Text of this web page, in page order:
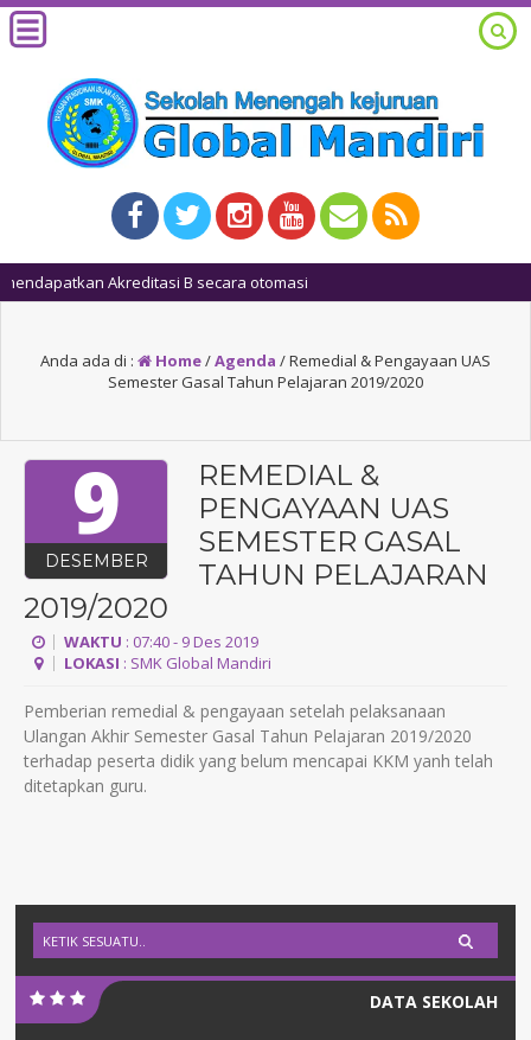
Anda ada di : Home/Agenda /Remedial & Pengayaan UAS
Semester Gasal Tahun Pelajaran 2019/2020
9
DESEMBER
REMEDIAL &
PENGAYAAN UAS
SEMESTER GASAL
TAHUN PELAJARAN
2019/2020
WAKTU : 07:40 - 9 Des 2019
LOKASI : SMK Global Mandiri
Pemberian remedial & pengayaan setelah pelaksanaan
Ulangan Akhir Semester Gasal Tahun Pelajaran 2019/2020
terhadap peserta didik yang belum mencapai KKM yanh telah
ditetapkan guru.
DATA SEKOLAH